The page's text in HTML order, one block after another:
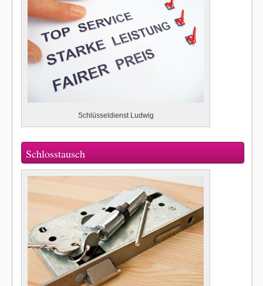
Schlüsseldienst Ludwig
Schlosstausch